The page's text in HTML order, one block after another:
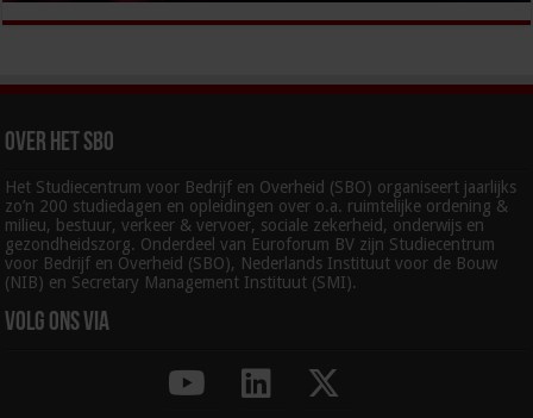
Over het SBO
Het Studiecentrum voor Bedrijf en Overheid (SBO) organiseert jaarlijks
zo’n 200 studiedagen en opleidingen over o.a. ruimtelijke ordening &
milieu, bestuur, verkeer & vervoer, sociale zekerheid, onderwijs en
gezondheidszorg. Onderdeel van Euroforum BV zijn Studiecentrum
voor Bedrijf en Overheid (SBO), Nederlands Instituut voor de Bouw
(NIB) en Secretary Management Instituut (SMI).
Volg ons via